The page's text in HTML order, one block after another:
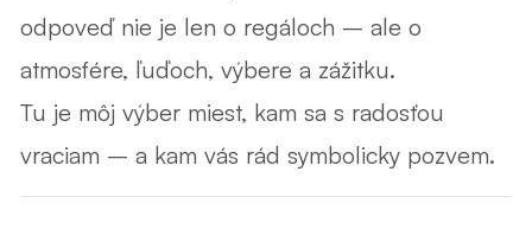
odpoveď nie je len o regáloch – ale o
atmosfére, ľuďoch, výbere a zážitku.
Tu je môj výber miest, kam sa s radosťou
vraciam – a kam vás rád symbolicky pozvem.